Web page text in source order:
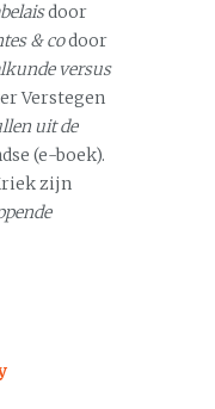
door
& codoor
versus
Verstegen
uit de
(e-boek).
zijn